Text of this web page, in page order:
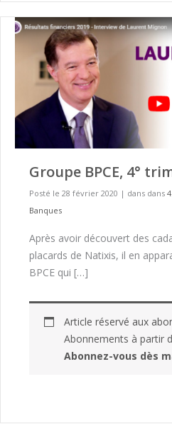
Groupe BPCE, 4°
Posté le 28 février 2020 | dans dans
Banques
Après avoir découvert des
placards de Natixis, il en
BPCE qui […]
Article réservé aux
Abonnements à partir
Abonnez-vous dès